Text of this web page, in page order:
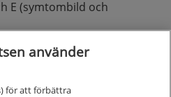
E (symtombild och
använder
för att förbättra